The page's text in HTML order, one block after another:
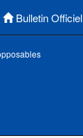
Bulletin Officiel